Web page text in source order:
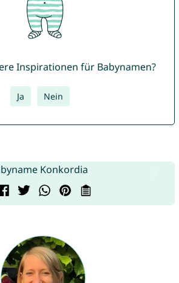
Inspirationen für Babynamen?
Ja Nein